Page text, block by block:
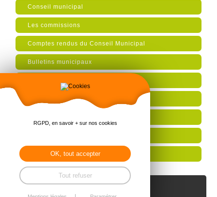
Conseil municipal
Les commissions
Comptes rendus du Conseil Municipal
Bulletins municipaux
Travaux et projets
Actualités
AGENDA
RGPD, en savoir + sur nos cookies
OK, tout accepter
Tout refuser